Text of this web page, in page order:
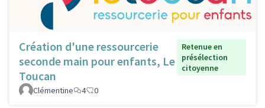
Création d'une ressourcerie
seconde main pour enfants, Le
Toucan
Retenue en
présélection
citoyenne
Clémentine 4 0